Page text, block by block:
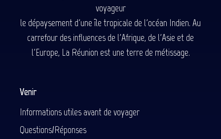
voyageur
le dépaysement d'une île tropicale de l'océan Indien. Au
carrefour des influences de l'Afrique, de l'Asie et de
l'Europe, La Réunion est une terre de métissage.
Venir
Informations utiles avant de voyager
Questions/Réponses